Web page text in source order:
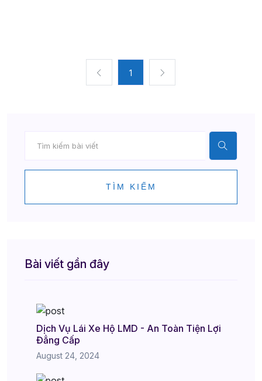
1
TÌM KIẾM
Bài viết gần đây
Dịch Vụ Lái Xe Hộ LMD - An Toàn Tiện Lợi
Đẳng Cấp
August 24, 2024